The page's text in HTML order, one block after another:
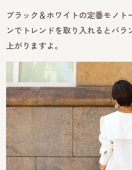
ブラック＆ホワイトの定番モノト
ンでトレンドを取り入れるとバラ
上がりますよ。